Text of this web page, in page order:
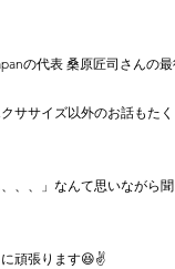
の代表 桑原匠司さんの
ササイズ以外のお話もた
、、」なんて思いながら
頑張ります😆✌️